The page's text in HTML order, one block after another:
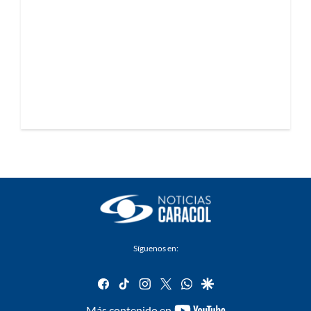
Síguenos en:
facebook
tiktok instagram
twitterwhatsapp
google